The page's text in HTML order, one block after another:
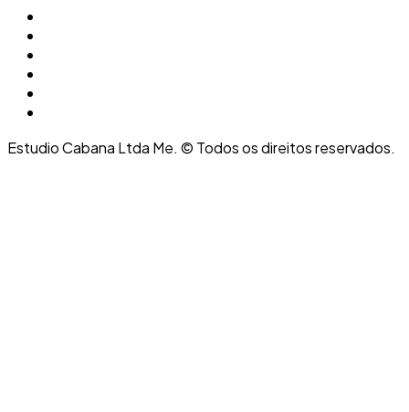
Estudio Cabana Ltda Me. © Todos os direitos reservados.